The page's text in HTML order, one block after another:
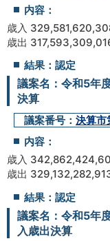
内容：
歳入
歳出
結果：認定
議案名：令和5年
決算
議案番号： 決算市
内容：
歳入
歳出
結果：認定
議案名：令和5年
入歳出決算